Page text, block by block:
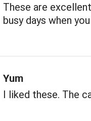
These are
busy days when
Yum
I liked these. The